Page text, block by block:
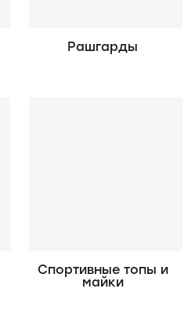
Рашгарды
Спортивные топы и
майки